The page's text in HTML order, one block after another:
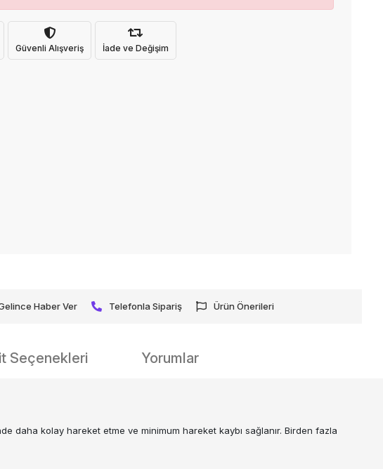
Güvenli Alışveriş İade ve Değişim
Haber Ver Telefonla Sipariş Ürün Önerileri
Seçenekleri Yorumlar
daha kolay hareket etme ve minimum hareket kaybı sağlanır. Birden fazla